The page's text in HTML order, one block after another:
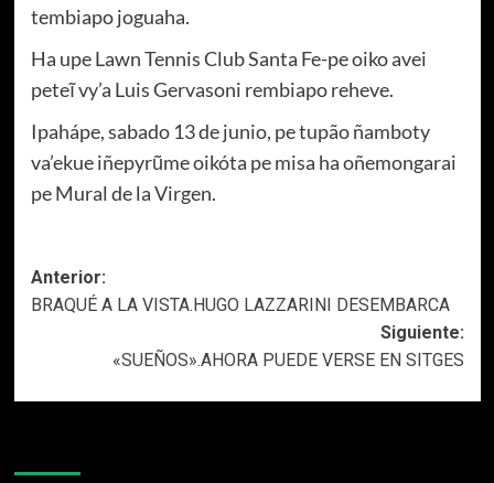
tembiapo joguaha.
Ha upe Lawn Tennis Club Santa Fe-pe oiko avei
peteĩ vy’a Luis Gervasoni rembiapo reheve.
Ipahápe, sabado 13 de junio, pe tupão ñamboty
va’ekue iñepyrũme oikóta pe misa ha oñemongarai
pe Mural de la Virgen.
Navegación
de
entradas
Anterior:
BRAQUÉ A LA VISTA.HUGO LAZZARINI DESEMBARCA
Siguiente:
«SUEÑOS».AHORA PUEDE VERSE EN SITGES